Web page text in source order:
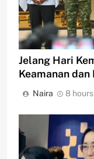
Jelang Hari
Keamanan dan
Naira 8